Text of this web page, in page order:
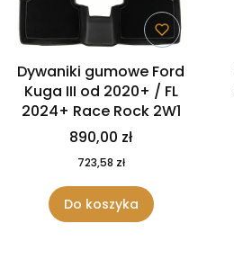
Dywaniki gumowe Ford
Kuga III od 2020+ / FL
2024+ Race Rock 2W1
890,00 zł
723,58 zł
Do koszyka